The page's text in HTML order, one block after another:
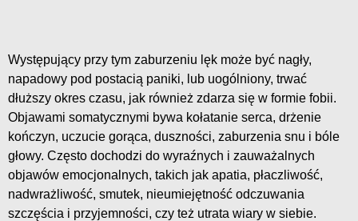
Występujący przy tym zaburzeniu lęk może być nagły,
napadowy pod postacią paniki, lub uogólniony, trwać
dłuższy okres czasu, jak również zdarza się w formie fobii.
Objawami somatycznymi bywa kołatanie serca, drżenie
kończyn, uczucie gorąca, duszności, zaburzenia snu i bóle
głowy. Często dochodzi do wyraźnych i zauważalnych
objawów emocjonalnych, takich jak apatia, płaczliwość,
nadwrażliwość, smutek, nieumiejętność odczuwania
szczęścia i przyjemności, czy też utrata wiary w siebie.